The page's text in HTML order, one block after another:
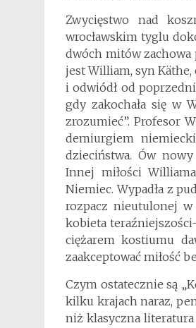
Zwycięstwo nad
wrocławskim tyglu
dwóch mitów
jest William, syn
i odwiódł od
gdy zakochała się w
zrozumieć”. Profesor
demiurgiem
dzieciństwa. Ów
Innej miłości
Niemiec. Wypadła z
rozpacz nieutulonej
kobieta
ciężarem kostiumu
zaakceptować miłość
Czym ostatecznie są
kilku krajach naraz,
niż klasyczna